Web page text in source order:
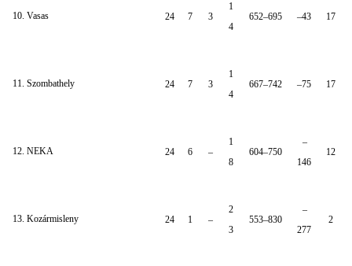
10. Vasas 24 7 3
1
4
652–695 –43 17
11. Szombathely 24 7 3
1
4
667–742 –75 17
12. NEKA 24 6 –
1
8
604–750
–
146
12
13. Kozármisleny 24 1 –
2
3
553–830
–
277
2